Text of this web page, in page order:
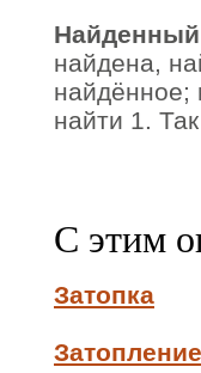
Найденный
найдена,
найдённое;
найти 1.
С этим
Затопка
Затопление